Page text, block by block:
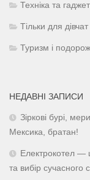
Техніка та
Тільки для дівчат
Туризм і
НЕДАВНІ ЗАПИСИ
Зіркові бурі,
Мексика, братан!
Електрокотел —
та вибір сучасного